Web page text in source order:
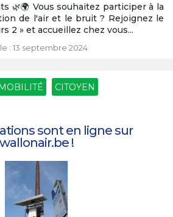
🌿🌍 Vous souhaitez participer à la
de l'air et le bruit ? Rejoignez le
2 » et accueillez chez vous...
: 13 septembre 2024
MOBILITÉ
CITOYEN
sont en ligne sur
wallonair.be !